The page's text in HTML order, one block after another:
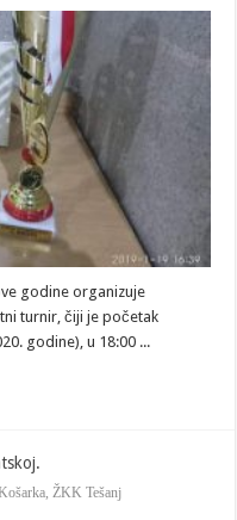
godine organizuje
turnir, čiji je početak
godine), u 18:00 ...
,ŽKK Tešanj